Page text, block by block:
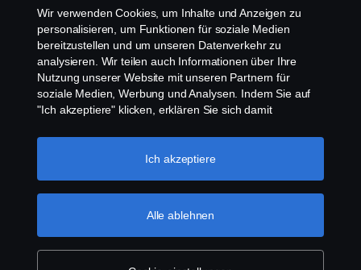
das Kollisionsrisiko reduziert:
Dieser Inhalt ist nicht verfügbar, wenn Sie unsere
Cookies nicht aktivieren. Bitte aktivieren Sie
Cookies, um diesen Inhalt sehen zu können.
Cookie Einstellungen
Wir verwenden Cookies, um Inhalte und Anzeigen zu
personalisieren, um Funktionen für soziale Medien
bereitzustellen und um unseren Datenverkehr zu
analysieren. Wir teilen auch Informationen über Ihre
Nutzung unserer Website mit unseren Partnern für
soziale Medien, Werbung und Analysen. Indem Sie auf
"Ich akzeptiere" klicken, erklären Sie sich damit
Informationen weitergegeben werden. Sie können Ihre
Cookies auch verwalten, indem Sie auf die "Cookie-
bitte unseren Abschnitt über Cookies, den Sie durch
Klicken auf den Link unter diesem Text finden
können. Weitere Informationen zum Datenschutz
Alle ablehnen
Ich akzeptiere